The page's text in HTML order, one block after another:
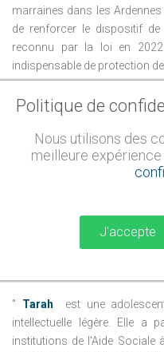
marraines dans les Ardennes
de renforcer le dispositif
reconnu par la loi en
indispensable de protection
L'impact positif du
Mathieuest un adolescent
frère a des troubles du
réclame. Le parrainage de
permet de passer des
" Tarah est une
intellectuelle légère. Elle a
institutions de l'Aide Sociale
Politique de
Nous utilisons des
meilleure expérience
J'accepte